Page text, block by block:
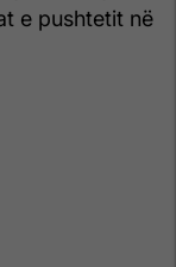
e pushtetit në